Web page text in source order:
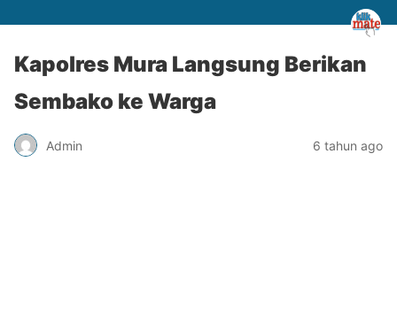
Kapolres Mura Langsung Berikan
Sembako ke Warga
Admin 6 tahun ago